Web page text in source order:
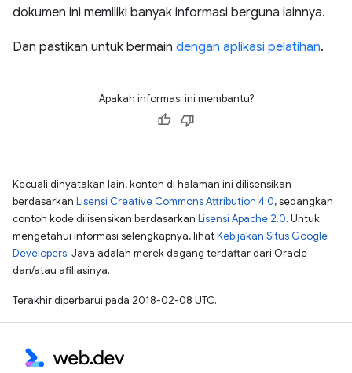
dokumen ini memiliki banyak informasi berguna lainnya.
Dan pastikan untuk bermain dengan aplikasi pelatihan.
Apakah informasi ini membantu?
Kecuali dinyatakan lain, konten di halaman ini dilisensikan
berdasarkan Lisensi Creative Commons Attribution 4.0, sedangkan
contoh kode dilisensikan berdasarkan Lisensi Apache 2.0. Untuk
mengetahui informasi selengkapnya, lihatKebijakan Situs Google
Developers. Java adalah merek dagang terdaftar dari Oracle
dan/atau afiliasinya.
Terakhir diperbarui pada 2018-02-08 UTC.